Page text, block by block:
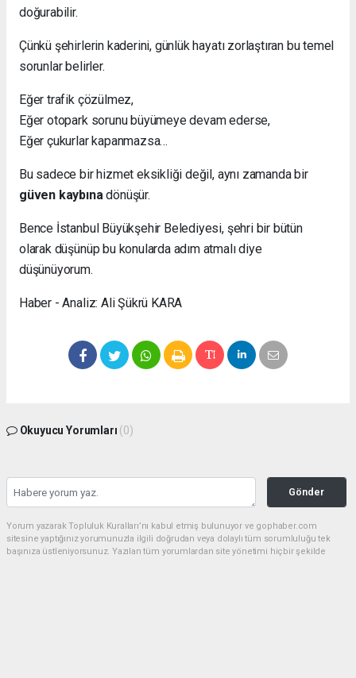
doğurabilir.
Çünkü şehirlerin kaderini, günlük hayatı zorlaştıran bu temel
sorunlar belirler.
Eğer trafik çözülmez,
Eğer otopark sorunu büyümeye devam ederse,
Eğer çukurlar kapanmazsa…
Bu sadece bir hizmet eksikliği değil, aynı zamanda bir
güven kaybına dönüşür.
Bence İstanbul Büyükşehir Belediyesi, şehri bir bütün
olarak düşünüp bu konularda adım atmalı diye
düşünüyorum.
Haber - Analiz: Ali Şükrü KARA
Okuyucu Yorumları (0)
Gönder
Yorum yazarak Topluluk Kuralları’nı kabul etmiş bulunuyor ve gophaber.com
sitesine yaptığınız yorumunuzla ilgili doğrudan veya dolaylı tüm sorumluluğu tek
başınıza üstleniyorsunuz. Yazılan tüm yorumlardan site yönetimi hiçbir şekilde